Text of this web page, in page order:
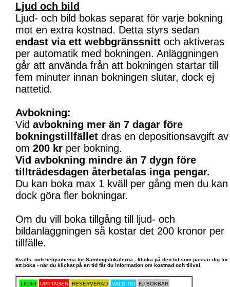
Ljud och bild
Ljud- och bild bokas separat för varje bokning
mot en extra kostnad. Detta styrs sedan
endast via ett webbgränssnitt och aktiveras
per automatik med bokningen. Anläggningen
går att använda från att bokningen startar till
fem minuter innan bokningen slutar, dock ej
nattetid.
Avbokning:
Vid avbokning mer än 7 dagar före
bokningstillfället dras en depositionsavgift av
om 200 kr per bokning.
Vid avbokning mindre än 7 dygn före
tillträdesdagen återbetalas inga pengar.
Du kan boka max 1 kväll per gång men du kan
dock göra fler bokningar.
Om du vill boka tillgång till ljud- och
bildanläggningen så kostar det 200 kronor per
tillfälle.
Kvälls- och helgschema för Samlingslokalerna - klicka på den tid som passar dig för
att boka - när du klickat på en tid får du information om kostnad och tillval.
LEDIG UPPTAGEN RESERVERAD VALD TID EJ BOKBAR